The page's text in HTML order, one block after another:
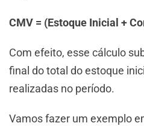
CMV = (Estoque Inicial +
Com efeito, esse cálculo
final do total do estoque
realizadas no período.
Vamos fazer um exemplo